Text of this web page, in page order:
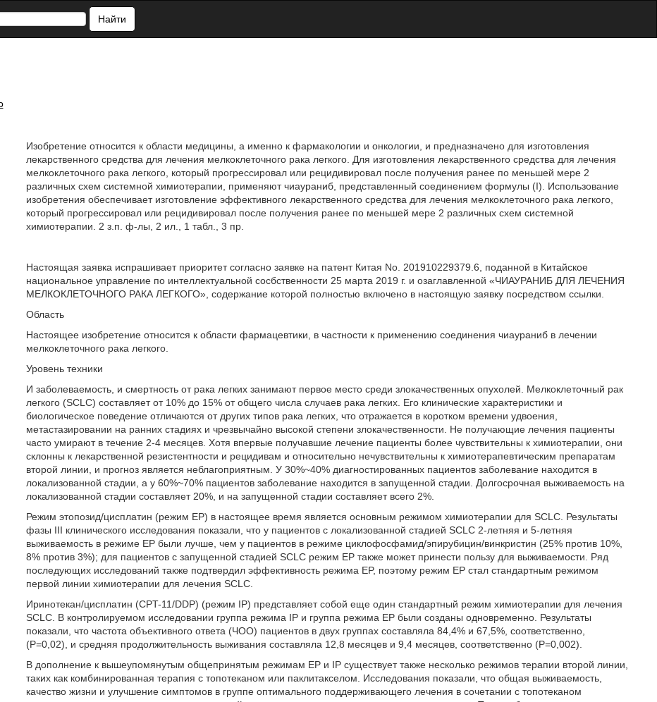
Найти
Изобретение относится к области медицины, а именно к фармакологии и онкологии, и предназначено для изготовления
лекарственного средства для лечения мелкоклеточного рака легкого. Для изготовления лекарственного средства для лечения
мелкоклеточного рака легкого, который прогрессировал или рецидивировал после получения ранее по меньшей мере 2
различных схем системной химиотерапии, применяют чиаураниб, представленный соединением формулы (I). Использование
изобретения обеспечивает изготовление эффективного лекарственного средства для лечения мелкоклеточного рака легкого,
который прогрессировал или рецидивировал после получения ранее по меньшей мере 2 различных схем системной
химиотерапии. 2 з.п. ф-лы, 2 ил., 1 табл., 3 пр.
Настоящая заявка испрашивает приоритет согласно заявке на патент Китая No. 201910229379.6, поданной в Китайское
национальное управление по интеллектуальной сосбственности 25 марта 2019 г. и озаглавленной «ЧИАУРАНИБ ДЛЯ ЛЕЧЕНИЯ
МЕЛКОКЛЕТОЧНОГО РАКА ЛЕГКОГО», содержание которой полностью включено в настоящую заявку посредством ссылки.
Область
Настоящее изобретение относится к области фармацевтики, в частности к применению соединения чиаураниб в лечении
мелкоклеточного рака легкого.
Уровень техники
И заболеваемость, и смертность от рака легких занимают первое место среди злокачественных опухолей. Мелкоклеточный рак
легкого (SCLC) составляет от 10% до 15% от общего числа случаев рака легких. Его клинические характеристики и
биологическое поведение отличаются от других типов рака легких, что отражается в коротком времени удвоения,
метастазировании на ранних стадиях и чрезвычайно высокой степени злокачественности. Не получающие лечения пациенты
часто умирают в течение 2-4 месяцев. Хотя впервые получавшие лечение пациенты более чувствительны к химиотерапии, они
склонны к лекарственной резистентности и рецидивам и относительно нечувствительны к химиотерапевтическим препаратам
второй линии, и прогноз является неблагоприятным. У 30%~40% диагностированных пациентов заболевание находится в
локализованной стадии, а у 60%~70% пациентов заболевание находится в запущенной стадии. Долгосрочная выживаемость на
локализованной стадии составляет 20%, и на запущенной стадии составляет всего 2%.
Режим этопозид/цисплатин (режим EP) в настоящее время является основным режимом химиотерапии для SCLC. Результаты
фазы III клинического исследования показали, что у пациентов с локализованной стадией SCLC 2-летняя и 5-летняя
выживаемость в режиме EP были лучше, чем у пациентов в режиме циклофосфамид/эпирубицин/винкристин (25% против 10%,
8% против 3%); для пациентов с запущенной стадией SCLC режим EP также может принести пользу для выживаемости. Ряд
последующих исследований также подтвердил эффективность режима EP, поэтому режим EP стал стандартным режимом
первой линии химиотерапии для лечения SCLC.
Иринотекан/цисплатин (CPT-11/DDP) (режим IP) представляет собой еще один стандартный режим химиотерапии для лечения
SCLC. В контролируемом исследовании группа режима IP и группа режима EP были созданы одновременно. Результаты
показали, что частота объективного ответа (ЧОО) пациентов в двух группах составляла 84,4% и 67,5%, соответственно,
(P=0,02), и средняя продолжительность выживания составляла 12,8 месяцев и 9,4 месяцев, соответственно (P=0,002).
В дополнение к вышеупомянутым общепринятым режимам EP и IP существует также несколько режимов терапии второй линии,
таких как комбинированная терапия с топотеканом или паклитакселом. Исследования показали, что общая выживаемость,
качество жизни и улучшение симптомов в группе оптимального поддерживающего лечения в сочетании с топотеканом